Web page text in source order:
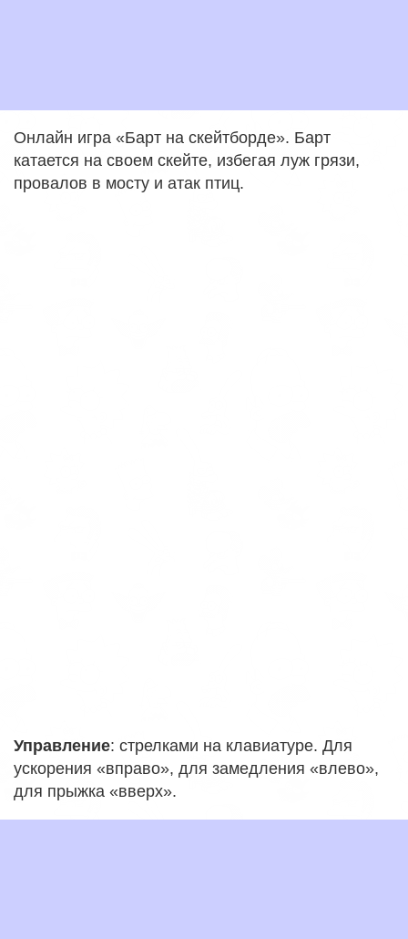
Онлайн игра «Барт на скейтборде». Барт
катается на своем скейте, избегая луж грязи,
провалов в мосту и атак птиц.
Управление: стрелками на клавиатуре. Для
ускорения «вправо», для замедления «влево»,
для прыжка «вверх».